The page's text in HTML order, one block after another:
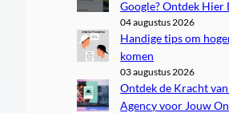
Google? Ontdek Hier
04 augustus 2026
Handige tips om
komen
03 augustus 2026
Ontdek de Kracht
Agency voor Jouw